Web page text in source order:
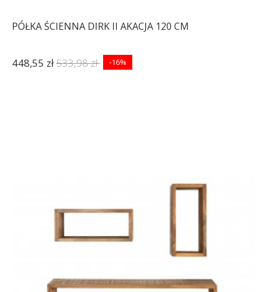
PÓŁKA ŚCIENNA DIRK II AKACJA 120 CM
448,55 zł533,98 zł -16%